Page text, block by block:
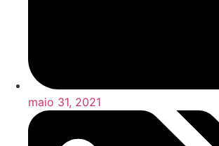
maio 31, 2021